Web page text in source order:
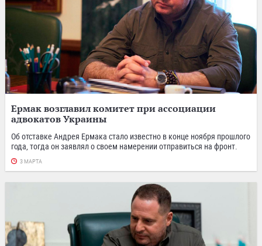
Ермак возглавил комитет при ассоциации
адвокатов Украины
Об отставке Андрея Ермака стало известно в конце ноября прошлого
года, тогда он заявлял о своем намерении отправиться на фронт.
3 МАРТА